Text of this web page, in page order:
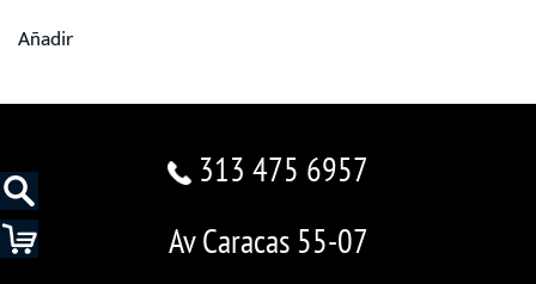
Añadir
313 475 6957
Av Caracas 55-07